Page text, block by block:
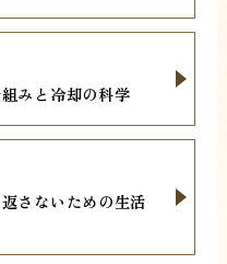
みと冷却の科学
さないための生活